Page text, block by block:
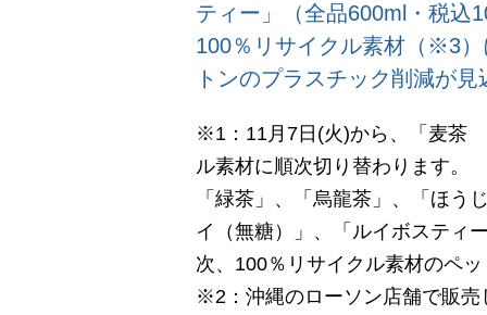
ティー」（全品600ml・税込
100％リサイクル素材（※3
トンのプラスチック削減が見
※1：11月7日(火)から、「麦茶
ル素材に順次切り替わります。
「緑茶」、「烏龍茶」、「ほう
イ（無糖）」、「ルイボスティ
次、100％リサイクル素材のペ
※2：沖縄のローソン店舗で販